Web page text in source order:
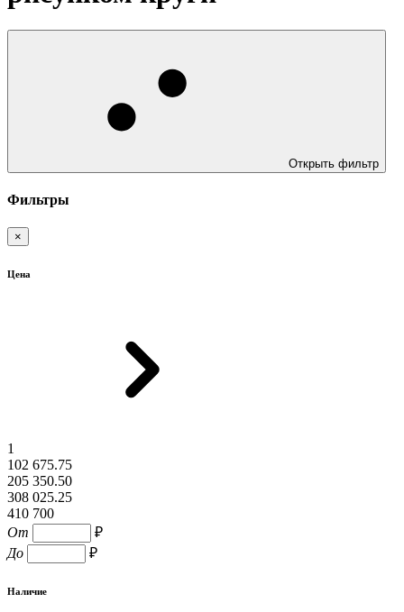
Открыть фильтр
Фильтры
×
Цена
1
102 675.75
205 350.50
308 025.25
410 700
От
₽
До
₽
Наличие